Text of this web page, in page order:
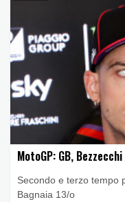
MotoGP: GB,
Secondo e terzo tempo
Bagnaia 13/o